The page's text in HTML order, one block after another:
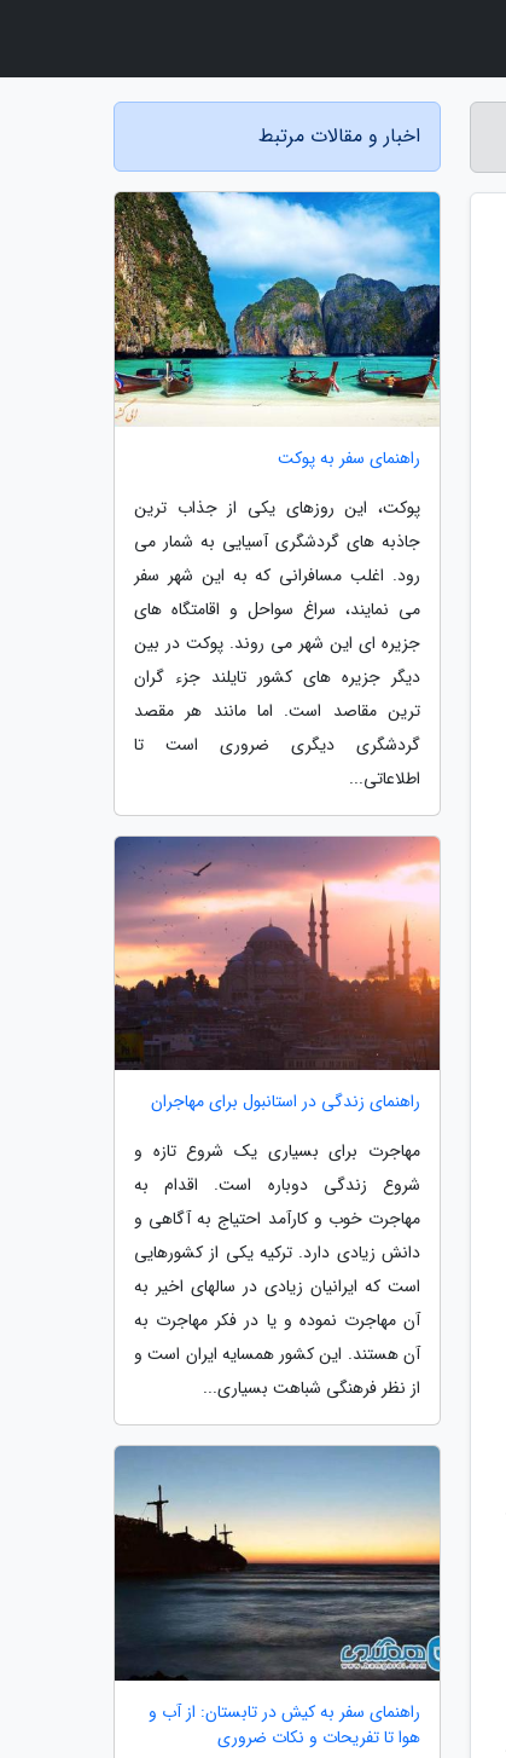
اخبار و مقالات مرتبط
راهنمای سفر به پوکت
پوکت، این روزهای یکی از جذاب ترین
جاذبه های گردشگری آسیایی به شمار می
رود. اغلب مسافرانی که به این شهر سفر
می نمایند، سراغ سواحل و اقامتگاه های
جزیره ای این شهر می روند. پوکت در بین
دیگر جزیره های کشور تایلند جزء گران
ترین مقاصد است. اما مانند هر مقصد
گردشگری دیگری ضروری است تا
اطلاعاتی...
راهنمای زندگی در استانبول برای مهاجران
مهاجرت برای بسیاری یک شروع تازه و
شروع زندگی دوباره است. اقدام به
مهاجرت خوب و کارآمد احتیاج به آگاهی و
دانش زیادی دارد. ترکیه یکی از کشورهایی
است که ایرانیان زیادی در سالهای اخیر به
آن مهاجرت نموده و یا در فکر مهاجرت به
آن هستند. این کشور همسایه ایران است و
از نظر فرهنگی شباهت بسیاری...
راهنمای سفر به کیش در تابستان: از آب و
هوا تا تفریحات و نکات ضروری